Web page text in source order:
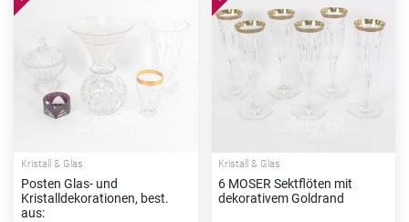
Kristall & Glas
Posten Glas- und
Kristalldekorationen, best.
aus:
Kristall & Glas
6 MOSER Sektflöten mit
dekorativem Goldrand